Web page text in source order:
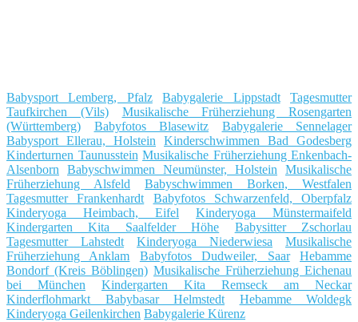
Babysport Lemberg, Pfalz Babygalerie Lippstadt
Tagesmutter
Taufkirchen (Vils)
Musikalische Früherziehung Rosengarten
(Württemberg)
Babyfotos Blasewitz
Babygalerie Sennelager
Babysport Ellerau, Holstein
Kinderschwimmen Bad Godesberg
Kinderturnen Taunusstein Musikalische Früherziehung Enkenbach-
Alsenborn
Babyschwimmen Neumünster, Holstein
Musikalische
Früherziehung Alsfeld
Babyschwimmen Borken, Westfalen
Tagesmutter Frankenhardt
Babyfotos Schwarzenfeld, Oberpfalz
Kinderyoga Heimbach, Eifel
Kinderyoga Münstermaifeld
Kindergarten Kita Saalfelder Höhe
Babysitter Zschorlau
Tagesmutter Lahstedt
Kinderyoga Niederwiesa
Musikalische
Früherziehung Anklam
Babyfotos Dudweiler, Saar
Hebamme
Bondorf (Kreis Böblingen) Musikalische Früherziehung Eichenau
bei München
Kindergarten Kita Remseck am Neckar
Kinderflohmarkt Babybasar Helmstedt
Hebamme Woldegk
Kinderyoga Geilenkirchen Babygalerie Kürenz